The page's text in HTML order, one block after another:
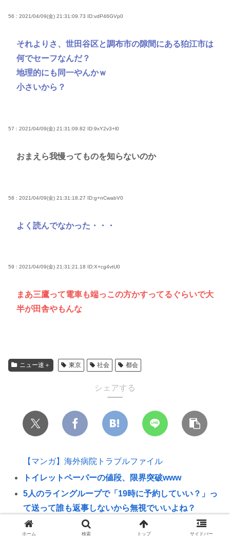
56 : 2021/04/09(金) 21:31:09.73 ID:vdP46GVp0
それよりさ、世田谷区と調布市の隙間にある狛江市は
何でセーフなんだ？
地理的にも同一やんかｗ
小さいから？
57 : 2021/04/09(金) 21:31:09.82 ID:9xY2v3+l0
おまえら我慢ってものを知らないのか
58 : 2021/04/09(金) 21:31:18.27 ID:g+nCwabV0
よく読んでなかった・・・
59 : 2021/04/09(金) 21:31:21.18 ID:X+cg4vtU0
まあ三鷹って電車も端っこの方かすってるぐらいで大
半が田舎やもんな
ニュー速＋ 東京 社会 都会
シェアする
【マンガ】海外病院トラブルファイル
トイレットペーパーの値段、限界突破www
5人のライングループで「19時に予約していい？」っ
て送って誰も返事しないから無視でいいよね？
影山優佳、フォトエッセイが販売から 5日で重版決
定！未公開ランジェリーカットを公開
ホーム 検索 トップ サイドバー